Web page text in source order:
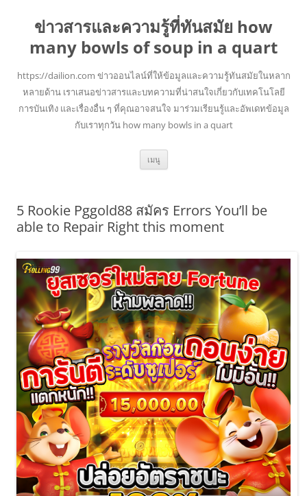
ข่าวสารและความรู้ที่ทันสมัย how
many bowls of soup in a quart
https://dailion.com ข่าวออนไลน์ที่ให้ข้อมูลและความรู้ทันสมัยในหลาก
หลายด้าน เราเสนอข่าวสารและบทความที่น่าสนใจเกี่ยวกับเทคโนโลยี
การบันเทิง และเรื่องอื่น ๆ ที่คุณอาจสนใจ มาร่วมเรียนรู้และอัพเดทข้อมูล
กับเราทุกวัน how many bowls in a quart
เมนู ข้าม
ยัง
5 Rookie Pggold88 สมัคร Errors You’ll be
able to Repair Right this moment